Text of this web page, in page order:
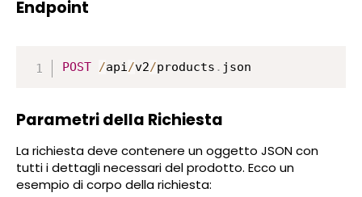
Endpoint
POST /api/v2/products . json
Parametri della Richiesta
La richiesta deve contenere un oggetto JSON con
tutti i dettagli necessari del prodotto. Ecco un
esempio di corpo della richiesta: